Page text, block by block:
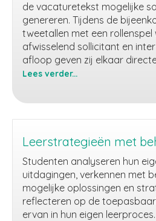
de vacaturetekst mogelijke
genereren. Tijdens de
tweetallen met een rollenspel
afwisselend sollicitant en
afloop geven zij elkaar
Lees verder...
Leerstrategieën met
Studenten analyseren hun
uitdagingen, verkennen met
mogelijke oplossingen en
reflecteren op de
ervan in hun eigen